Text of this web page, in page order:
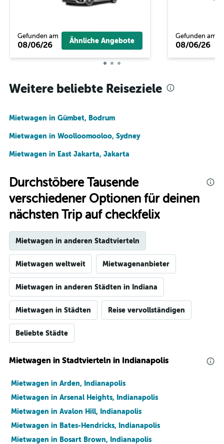
Gefunden am
08/06/26 Ähnliche Angebote
Gefunden am
08/06/26
Weitere beliebte Reiseziele
Mietwagen in Gümbet, Bodrum
Mietwagen in Woolloomooloo, Sydney
Mietwagen in East Jakarta, Jakarta
Durchstöbere Tausende
verschiedener Optionen für deinen
nächsten Trip auf checkfelix
Mietwagen in anderen Stadtvierteln
Mietwagen weltweit Mietwagenanbieter
Mietwagen in anderen Städten in Indiana
Mietwagen in Städten Reise vervollständigen
Beliebte Städte
Mietwagen in Stadtvierteln in Indianapolis
Mietwagen in Arden, Indianapolis
Mietwagen in Arsenal Heights, Indianapolis
Mietwagen in Avalon Hill, Indianapolis
Mietwagen in Bates-Hendricks, Indianapolis
Mietwagen in Bosart Brown, Indianapolis